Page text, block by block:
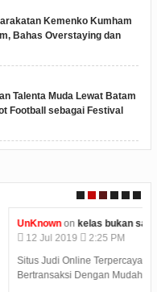
Kemenko Kumham
Bahas Overstaying dan
Talenta Muda Lewat Batam
Football sebagai Festival
belajar...
Kemudahan Dalam
T...